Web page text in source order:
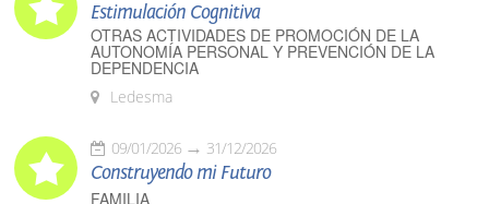
Estimulación Cognitiva
OTRAS ACTIVIDADES DE PROMOCIÓN DE LA
AUTONOMÍA PERSONAL Y PREVENCIÓN DE LA
DEPENDENCIA
Ledesma
09/01/2026 31/12/2026
Construyendo mi Futuro
FAMILIA